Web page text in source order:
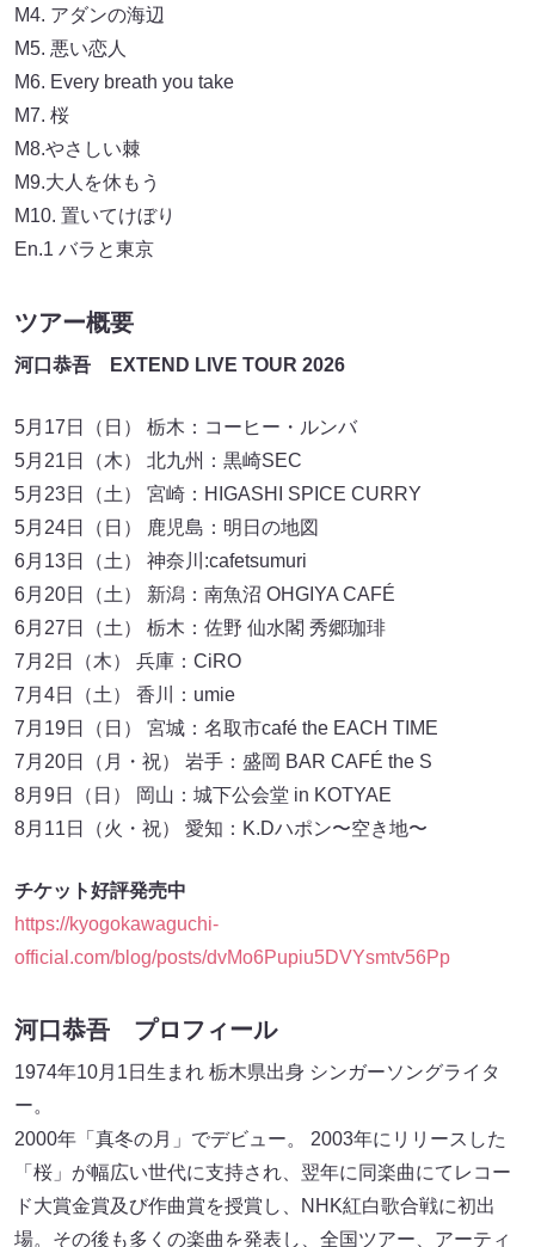
M4. アダンの海辺
M5. 悪い恋人
M6. Every breath you take
M7. 桜
M8.やさしい棘
M9.大人を休もう
M10. 置いてけぼり
En.1 バラと東京
ツアー概要
河口恭吾 EXTEND LIVE TOUR 2026
5月17日（日） 栃木：コーヒー・ルンバ
5月21日（木） 北九州：黒崎SEC
5月23日（土） 宮崎：HIGASHI SPICE CURRY
5月24日（日） 鹿児島：明日の地図
6月13日（土） 神奈川:cafetsumuri
6月20日（土） 新潟：南魚沼 OHGIYA CAFÉ
6月27日（土） 栃木：佐野 仙水閣 秀郷珈琲
7月2日（木） 兵庫：CiRO
7月4日（土） 香川：umie
7月19日（日） 宮城：名取市café the EACH TIME
7月20日（月・祝） 岩手：盛岡 BAR CAFÉ the S
8月9日（日） 岡山：城下公会堂 in KOTYAE
8月11日（火・祝） 愛知：K.Dハポン〜空き地〜
チケット好評発売中
https://kyogokawaguchi-
official.com/blog/posts/dvMo6Pupiu5DVYsmtv56Pp
河口恭吾 プロフィール
1974年10月1日生まれ 栃木県出身 シンガーソングライタ
ー。
2000年「真冬の月」でデビュー。 2003年にリリースした
「桜」が幅広い世代に支持され、翌年に同楽曲にてレコー
ド大賞金賞及び作曲賞を授賞し、NHK紅白歌合戦に初出
場。その後も多くの楽曲を発表し、全国ツアー、アーティ